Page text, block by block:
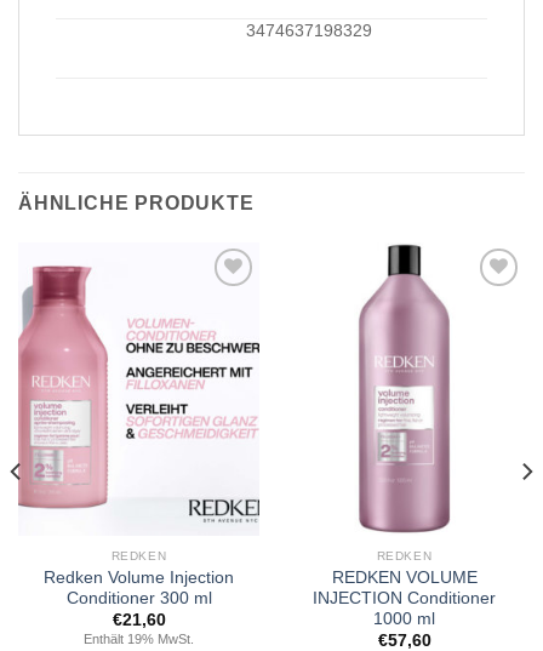
3474637198329
ÄHNLICHE PRODUKTE
Wunschliste
hinzufügen
REDKEN
Redken Volume Injection
Conditioner 300 ml
€21,60
Enthält 19% MwSt.
REDKEN
REDKEN VOLUME
INJECTION Conditioner
1000 ml
€57,60